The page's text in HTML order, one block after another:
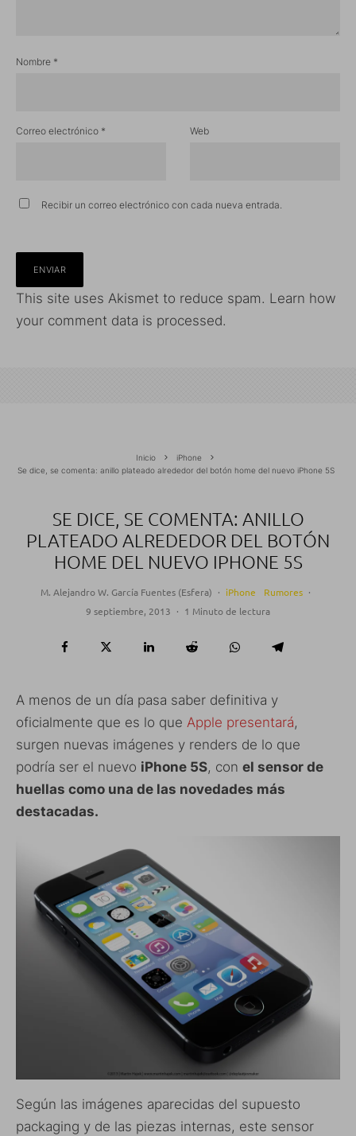
Nombre *
Correo electrónico * Web
Recibir un correo electrónico con cada nueva entrada.
This site uses Akismet to reduce spam. Learn how
your comment data is processed.
Inicio
iPhone
Se dice, se comenta: anillo plateado alrededor del botón home del nuevo iPhone 5S
SE DICE, SE COMENTA: ANILLO
PLATEADO ALREDEDOR DEL BOTÓN
HOME DEL NUEVO IPHONE 5S
M. Alejandro W. García Fuentes (Esfera) · iPhone Rumores ·
9 septiembre, 2013 · 1 Minuto de lectura
A menos de un día pasa saber definitiva y
oficialmente que es lo que Apple presentará,
surgen nuevas imágenes y renders de lo que
podría ser el nuevo iPhone 5S, con el sensor de
huellas como una de las novedades más
destacadas.
Según las imágenes aparecidas del supuesto
packaging y de las piezas internas, este sensor